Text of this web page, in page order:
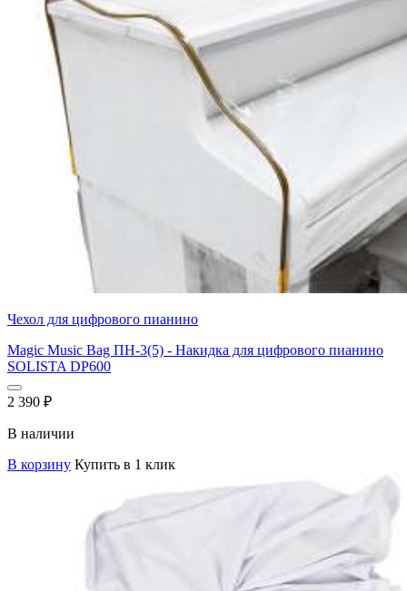
Чехол для цифрового пианино
Magic Music Bag ПН-3(5) - Накидка для цифрового пианино
SOLISTA DP600
2 390 ₽
В наличии
В корзину Купить в 1 клик